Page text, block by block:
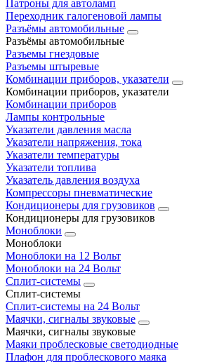
Патроны для автоламп
Переходник галогеновой лампы
Разъёмы автомобильные
Разъёмы автомобильные
Разъемы гнездовые
Разъемы штыревые
Комбинации приборов, указатели
Комбинации приборов, указатели
Комбинации приборов
Лампы контрольные
Указатели давления масла
Указатели напряжения, тока
Указатели температуры
Указатели топлива
Указатель давления воздуха
Компрессоры пневматические
Кондиционеры для грузовиков
Кондиционеры для грузовиков
Моноблоки
Моноблоки
Моноблоки на 12 Вольт
Моноблоки на 24 Вольт
Сплит-системы
Сплит-системы
Сплит‑системы на 24 Вольт
Маячки, сигналы звуковые
Маячки, сигналы звуковые
Маяки проблесковые светодиодные
Плафон для проблескового маяка